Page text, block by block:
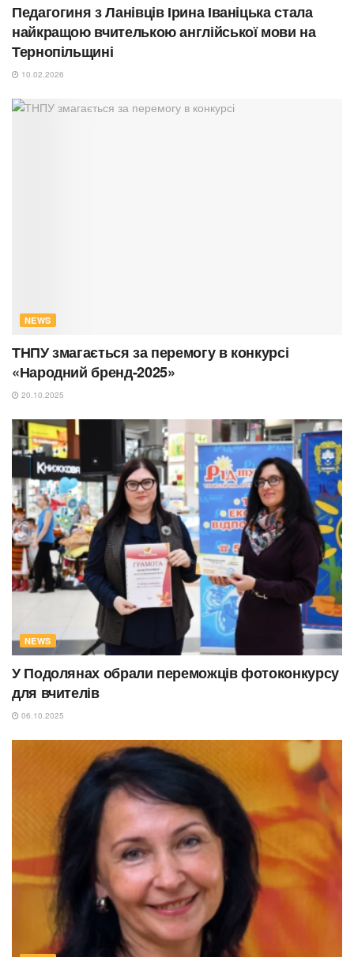
Педагогиня з Ланівців Ірина Іваніцька стала
найкращою вчителькою англійської мови на
Тернопільщині
10.02.2026
NEWS
ТНПУ змагається за перемогу в конкурсі
«Народний бренд-2025»
20.10.2025
NEWS
У Подолянах обрали переможців фотоконкурсу
для вчителів
06.10.2025